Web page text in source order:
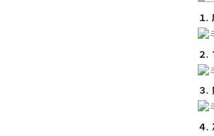
１
２.
３
４.